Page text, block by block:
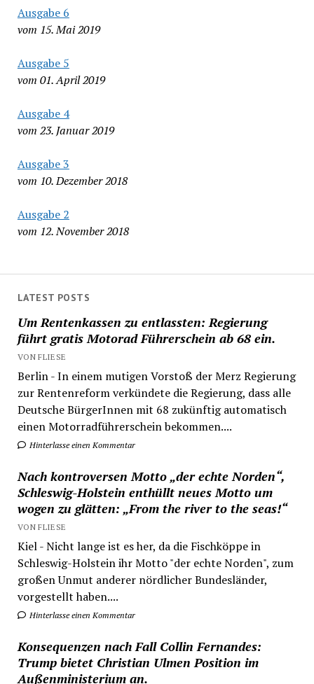
Ausgabe 6
vom 15. Mai 2019
Ausgabe 5
vom 01. April 2019
Ausgabe 4
vom 23. Januar 2019
Ausgabe 3
vom 10. Dezember 2018
Ausgabe 2
vom 12. November 2018
LATEST POSTS
Um Rentenkassen zu entlassten: Regierung
führt gratis Motorad Führerschein ab 68 ein.
VON FLIESE
Berlin - In einem mutigen Vorstoß der Merz Regierung
zur Rentenreform verkündete die Regierung, dass alle
Deutsche BürgerInnen mit 68 zukünftig automatisch
einen Motorradführerschein bekommen....
Hinterlasse einen Kommentar
Nach kontroversen Motto „der echte Norden“,
Schleswig-Holstein enthüllt neues Motto um
wogen zu glätten: „From the river to the seas!“
VON FLIESE
Kiel - Nicht lange ist es her, da die Fischköppe in
Schleswig-Holstein ihr Motto "der echte Norden", zum
großen Unmut anderer nördlicher Bundesländer,
vorgestellt haben....
Hinterlasse einen Kommentar
Konsequenzen nach Fall Collin Fernandes:
Trump bietet Christian Ulmen Position im
Außenministerium an.